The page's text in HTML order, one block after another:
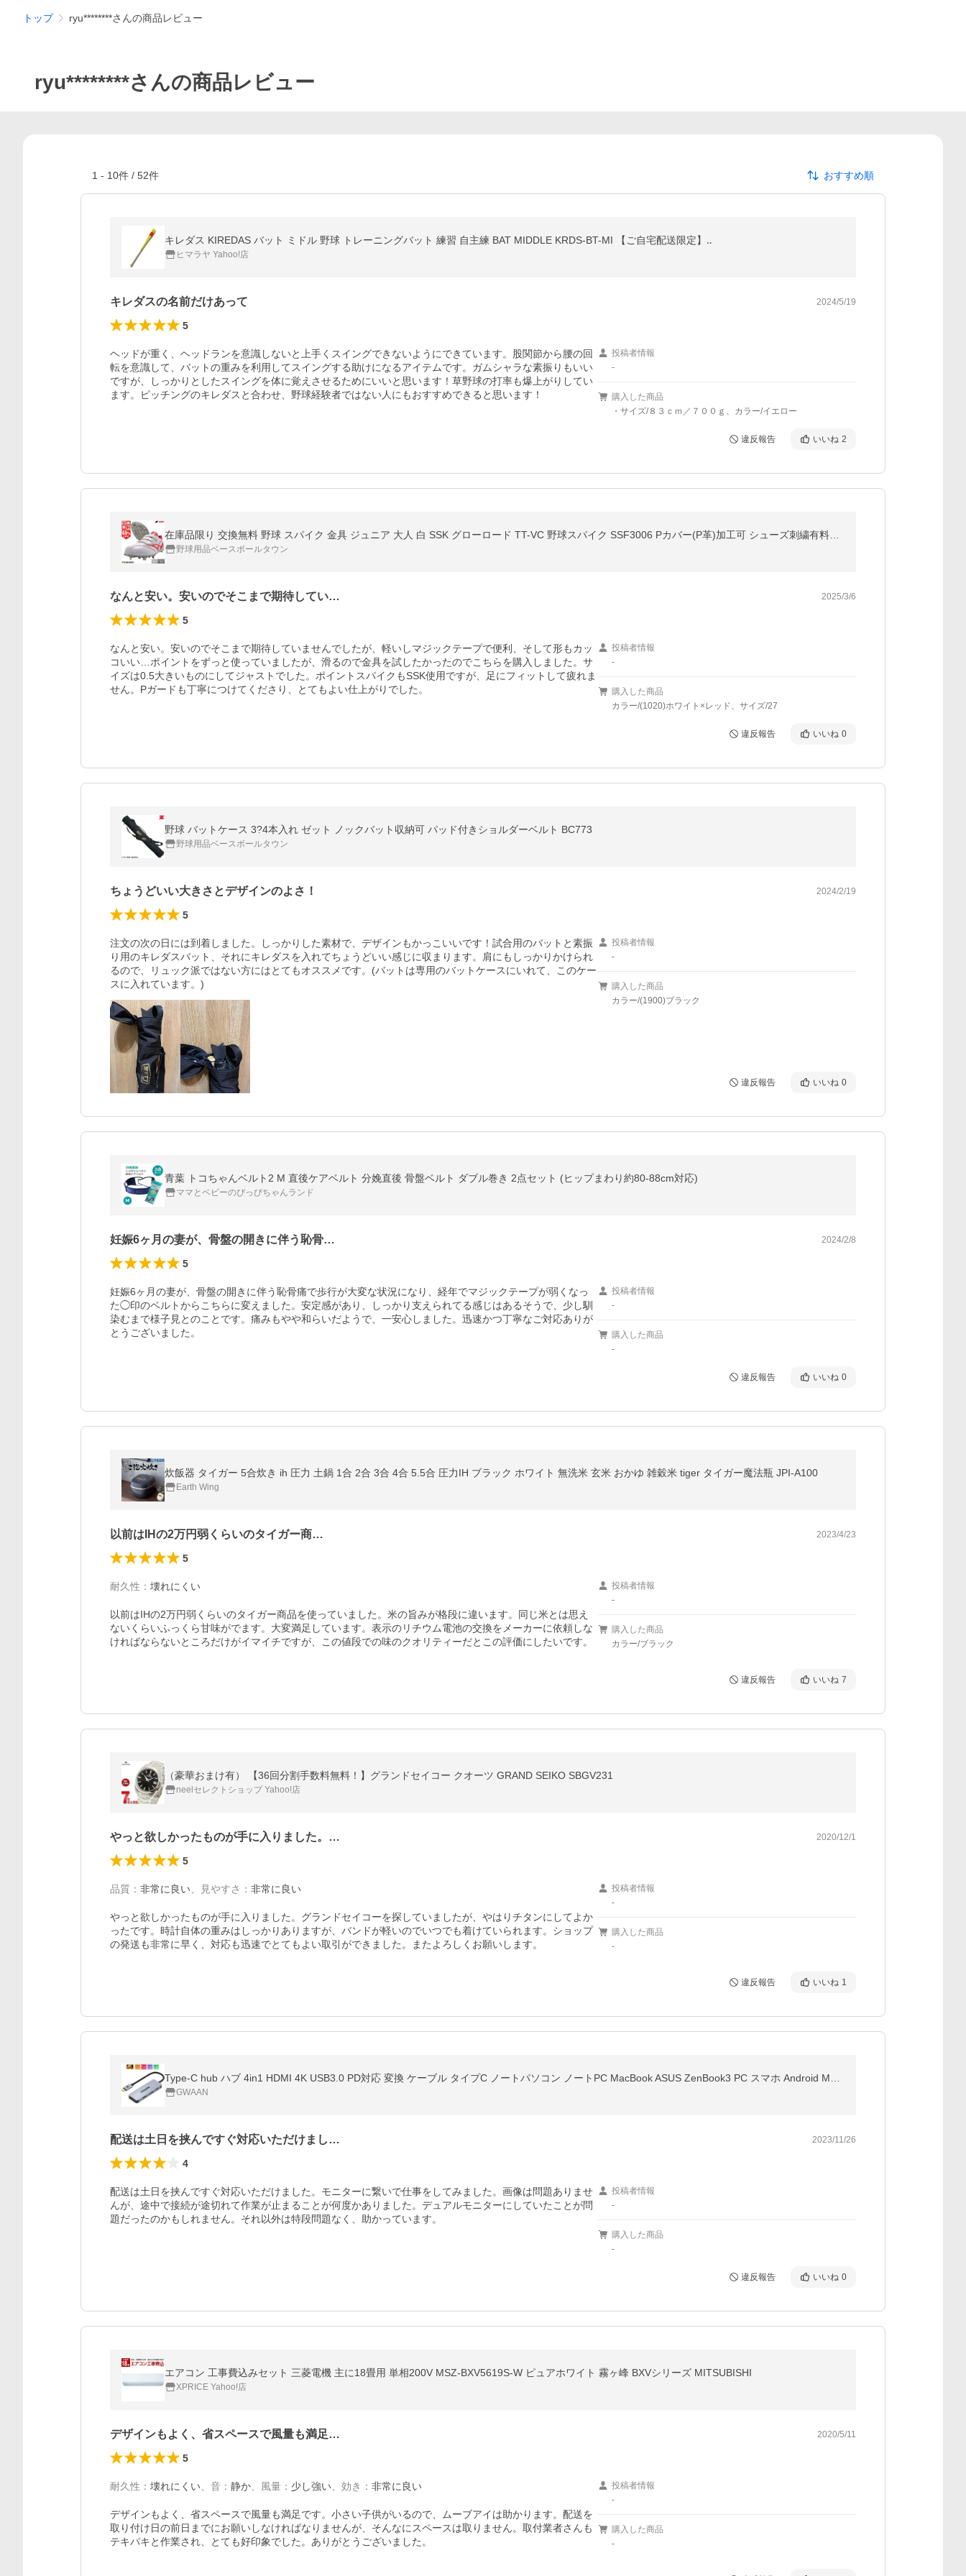
トップ ryu********さんの商品レビュー
ryu********さんの商品レビュー
1 - 10件 / 52件 おすすめ順
キレダス KIREDAS バット ミドル 野球 トレーニングバット 練習 自主練 BAT MIDDLE KRDS-BT-MI 【ご自宅配送限定】‥
ヒマラヤ Yahoo!店
キレダスの名前だけあって 2024/5/19
5
ヘッドが重く、ヘッドランを意識しないと上手くスイングできないようにできています。股関節から腰の回
転を意識して、バットの重みを利用してスイングする助けになるアイテムです。ガムシャラな素振りもいい
ですが、しっかりとしたスイングを体に覚えさせるためにいいと思います！草野球の打率も爆上がりしてい
ます。ピッチングのキレダスと合わせ、野球経験者ではない人にもおすすめできると思います！
投稿者情報
-
購入した商品
・サイズ/８３ｃｍ／７００ｇ、カラー/イエロー
違反報告 いいね 2
野球用品ベースボールタウン
なんと安い。安いのでそこまで期待してい… 2025/3/6
5
なんと安い。安いのでそこまで期待していませんでしたが、軽いしマジックテープで便利、そして形もカッ
コいい…ポイントをずっと使っていましたが、滑るので金具を試したかったのでこちらを購入しました。サ
イズは0.5大きいものにしてジャストでした。ポイントスパイクもSSK使用ですが、足にフィットして疲れま
せん。Pガードも丁寧につけてくださり、とてもよい仕上がりでした。
投稿者情報
-
購入した商品
カラー/(1020)ホワイト×レッド、サイズ/27
違反報告 いいね 0
野球 バットケース 3?4本入れ ゼット ノックバット収納可 パッド付きショルダーベルト BC773
野球用品ベースボールタウン
ちょうどいい大きさとデザインのよさ！ 2024/2/19
5
注文の次の日には到着しました。しっかりした素材で、デザインもかっこいいです！試合用のバットと素振
り用のキレダスバット、それにキレダスを入れてちょうどいい感じに収まります。肩にもしっかりかけられ
るので、リュック派ではない方にはとてもオススメです。(バットは専用のバットケースにいれて、このケー
スに入れています。)
投稿者情報
-
購入した商品
カラー/(1900)ブラック
違反報告 いいね 0
青葉 トコちゃんベルト2 M 直後ケアベルト 分娩直後 骨盤ベルト ダブル巻き 2点セット (ヒップまわり約80-88cm対応)
ママとベビーのぴっぴちゃんランド
妊娠6ヶ月の妻が、骨盤の開きに伴う恥骨… 2024/2/8
5
妊娠6ヶ月の妻が、骨盤の開きに伴う恥骨痛で歩行が大変な状況になり、経年でマジックテープが弱くなっ
た◯印のベルトからこちらに変えました。安定感があり、しっかり支えられてる感じはあるそうで、少し馴
染むまで様子見とのことです。痛みもやや和らいだようで、一安心しました。迅速かつ丁寧なご対応ありが
とうございました。
投稿者情報
-
購入した商品
-
違反報告 いいね 0
炊飯器 タイガー 5合炊き ih 圧力 土鍋 1合 2合 3合 4合 5.5合 圧力IH ブラック ホワイト 無洗米 玄米 おかゆ 雑穀米 tiger タイガー魔法瓶 JPI-A100
Earth Wing
以前はIHの2万円弱くらいのタイガー商… 2023/4/23
5
耐久性 ： 壊れにくい
以前はIHの2万円弱くらいのタイガー商品を使っていました。米の旨みが格段に違います。同じ米とは思え
ないくらいふっくら甘味がでます。大変満足しています。表示のリチウム電池の交換をメーカーに依頼しな
ければならないところだけがイマイチですが、この値段での味のクオリティーだとこの評価にしたいです。
投稿者情報
-
購入した商品
カラー/ブラック
違反報告 いいね 7
（豪華おまけ有） 【36回分割手数料無料！】グランドセイコー クオーツ GRAND SEIKO SBGV231
neelセレクトショップ Yahoo!店
やっと欲しかったものが手に入りました。… 2020/12/1
5
品質 ： 非常に良い 見やすさ ： 非常に良い
やっと欲しかったものが手に入りました。グランドセイコーを探していましたが、やはりチタンにしてよか
ったです。時計自体の重みはしっかりありますが、バンドが軽いのでいつでも着けていられます。ショップ
の発送も非常に早く、対応も迅速でとてもよい取引ができました。またよろしくお願いします。
投稿者情報
-
購入した商品
-
違反報告 いいね 1
GWAAN
配送は土日を挟んですぐ対応いただけまし… 2023/11/26
4
配送は土日を挟んですぐ対応いただけました。モニターに繋いで仕事をしてみました。画像は問題ありませ
んが、途中で接続が途切れて作業が止まることが何度かありました。デュアルモニターにしていたことが問
題だったのかもしれません。それ以外は特段問題なく、助かっています。
投稿者情報
-
購入した商品
-
違反報告 いいね 0
エアコン 工事費込みセット 三菱電機 主に18畳用 単相200V MSZ-BXV5619S-W ピュアホワイト 霧ヶ峰 BXVシリーズ MITSUBISHI
XPRICE Yahoo!店
デザインもよく、省スペースで風量も満足… 2020/5/11
5
耐久性 ： 壊れにくい 音 ： 静か 風量 ： 少し強い 効き ： 非常に良い
デザインもよく、省スペースで風量も満足です。小さい子供がいるので、ムーブアイは助かります。配送を
取り付け日の前日までにお願いしなければなりませんが、そんなにスペースは取りません。取付業者さんも
テキパキと作業され、とても好印象でした。ありがとうございました。
投稿者情報
-
購入した商品
-